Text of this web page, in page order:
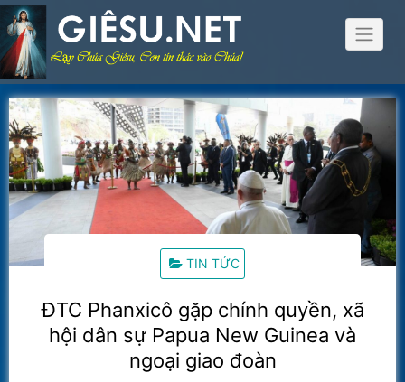
Skip
to
content
TIN TỨC
ĐTC Phanxicô gặp chính quyền, xã
hội dân sự Papua New Guinea và
ngoại giao đoàn